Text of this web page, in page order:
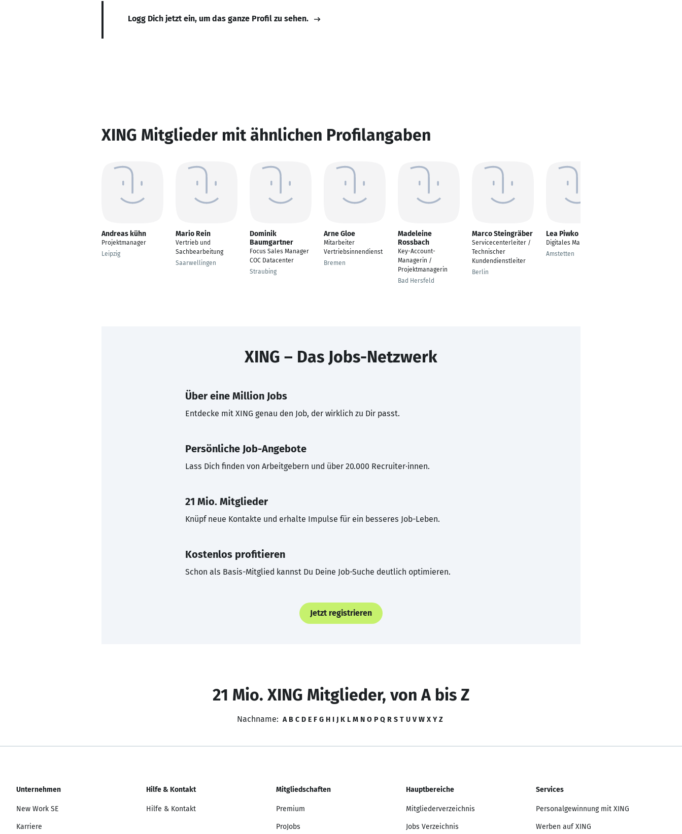
Logg Dich jetzt ein, um das ganze Profil zu sehen.
XING Mitglieder mit ähnlichen Profilangaben
Andreas kühn
Projektmanager
Leipzig
Mario Rein
Vertrieb und
Sachbearbeitung
Saarwellingen
Dominik
Baumgartner
Focus Sales Manager
COC Datacenter
Straubing
Arne Gloe
Mitarbeiter
Vertriebsinnendienst
Bremen
Madeleine
Rossbach
Key-Account-
Managerin /
Projektmanagerin
Bad Hersfeld
Marco Steingräber
Servicecenterleiter /
Technischer
Kundendienstleiter
Berlin
Lea Piwko
Digitales Marketing
Amstetten
XING – Das Jobs-Netzwerk
Über eine Million Jobs
Entdecke mit XING genau den Job, der wirklich zu Dir passt.
Persönliche Job-Angebote
Lass Dich finden von Arbeitgebern und über 20.000 Recruiter·innen.
21 Mio. Mitglieder
Knüpf neue Kontakte und erhalte Impulse für ein besseres Job-Leben.
Kostenlos profitieren
Schon als Basis-Mitglied kannst Du Deine Job-Suche deutlich optimieren.
Jetzt registrieren
21 Mio. XING Mitglieder, von A bis Z
Nachname: A B C D E F G H I J K L M N O P Q R S T U V W X Y Z
Unternehmen
New Work SE
Karriere
Hilfe & Kontakt
Hilfe & Kontakt
Mitgliedschaften
Premium
ProJobs
Hauptbereiche
Mitgliederverzeichnis
Jobs Verzeichnis
Services
Personalgewinnung mit XING
Werben auf XING